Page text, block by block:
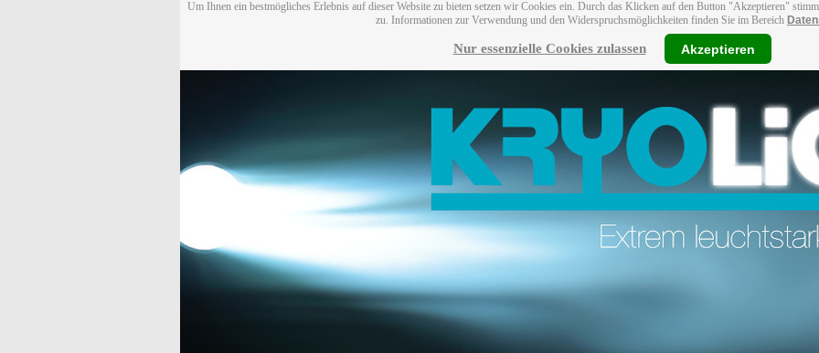
Um Ihnen ein bestmögliches Erlebnis auf dieser Website zu bieten setzen wir Cookies ein. Durch das Klicken auf den Button "Akzeptieren"
zu. Informationen zur Verwendung und den Widerspruchsmöglichkeiten finden Sie im Bereich
Nur essenzielle Cookies zulassen Akzeptieren